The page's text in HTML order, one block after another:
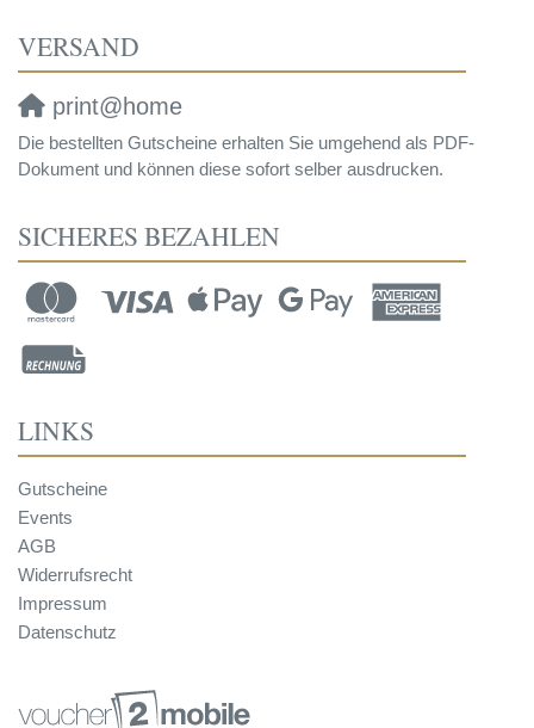
VERSAND
print@home
Die bestellten Gutscheine erhalten Sie umgehend als PDF-
Dokument und können diese sofort selber ausdrucken.
SICHERES BEZAHLEN
LINKS
Gutscheine
Events
AGB
Widerrufsrecht
Impressum
Datenschutz